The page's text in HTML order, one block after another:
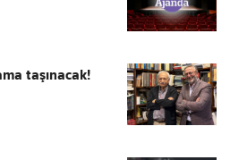
taşınacak!